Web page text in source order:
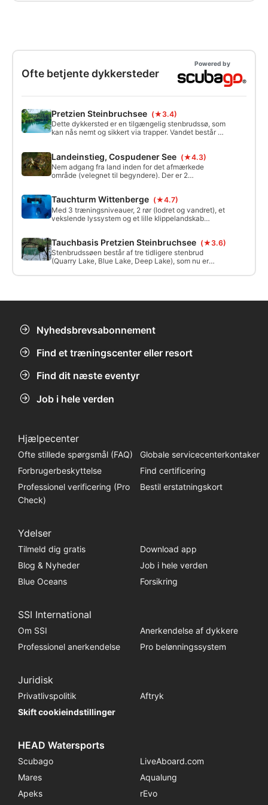
dykkerfærdigheder på; det er ofte en
Kurset er også ideelt for Open Water Diver-
dykkerfærdigheder inden deres dyk i åbent
vand. Den fleksible kursusvarighed giver
fokusere på dine svagheder.
havet endnu mere. Når du har gennemført
Ofte betjente dykkersteder
Powered by
Pretzien Steinbruchsee (★3.4)
Dette dykkersted er en tilgængelig stenbrudssø, som
kan nås nemt og sikkert via trapper. Vandet består af
Landeinstieg, Cospudener See (★4.3)
Nem adgang fra land inden for det afmærkede
område (velegnet til begyndere). Der er 2
modtage et vandtæt orienteringskort.
Tauchturm Wittenberge (★4.7)
Med 3 træningsniveauer, 2 rør (lodret og vandret), et
vekslende lyssystem og et lille klippelandskab
ideelt til den professionelle dykker.
Tauchbasis Pretzien Steinbruchsee (★3.6)
Stenbrudssøen består af tre tidligere stenbrud
(Quarry Lake, Blue Lake, Deep Lake), som nu er
Nyhedsbrevsabonnement
Find et træningscenter eller resort
Find dit næste eventyr
Job i hele verden
Hjælpecenter
Ofte stillede spørgsmål (FAQ)
Globale servicecenterkontaker
Forbrugerbeskyttelse
Find certificering
Professionel verificering (Pro
Check)
Bestil erstatningskort
Ydelser
Tilmeld dig gratis
Download app
Blog & Nyheder
Job i hele verden
Blue Oceans
Forsikring
SSI International
Om SSI
Anerkendelse af dykkere
Professionel anerkendelse
Pro belønningssystem
Juridisk
Privatlivspolitik
Aftryk
Skift cookieindstillinger
HEAD Watersports
Scubago
LiveAboard.com
Mares
Aqualung
Apeks
rEvo